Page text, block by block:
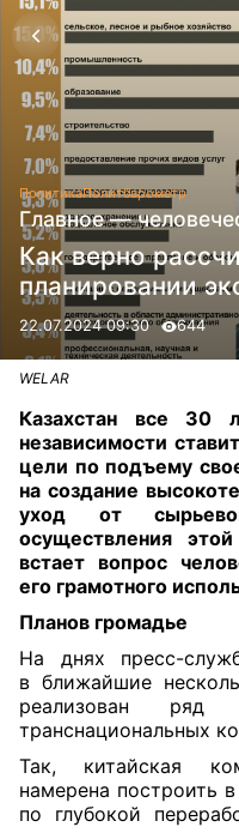
ПолитикаПолитбарометр
Главное —
Как верно
планировании
22.07.2024 09:30 644
WELAR
Казахстан все 30
независимости
цели по подъему
на создание
уход от
осуществления
встает вопрос
его грамотного
Планов громадье
На днях пресс-
в ближайшие
реализован ряд
транснациональных
Так, китайская
намерена построить
по глубокой